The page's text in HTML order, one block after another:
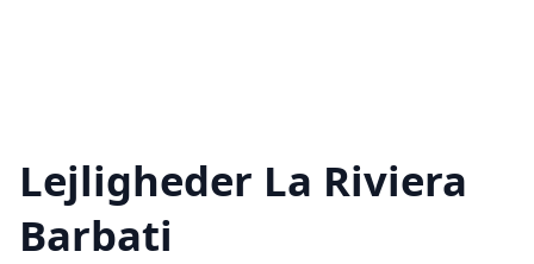
Lejligheder La Riviera
Barbati